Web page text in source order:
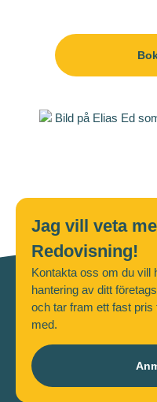
Jag vill veta
Redovisning!
Kontakta oss om du vill
hantering av ditt
och tar fram ett fast pris
med.